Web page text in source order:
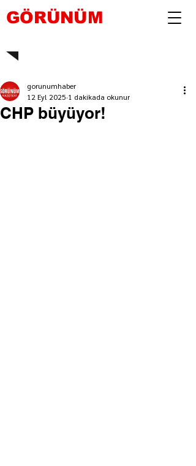
GÖRÜNÜM
CHP büyüyor!
gorunumhaber
12 Eyl 2025 1 dakikada okunur